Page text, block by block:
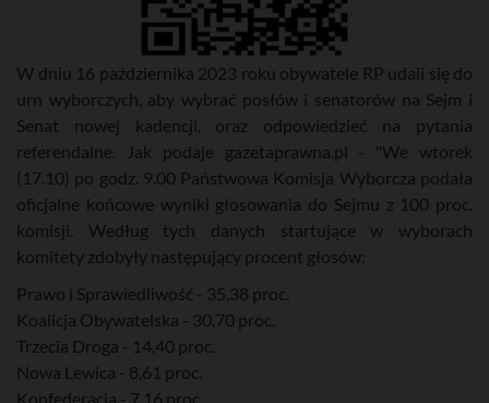
W dniu 16 października 2023 roku obywatele RP udali się do
urn wyborczych, aby wybrać posłów i senatorów na Sejm i
Senat nowej kadencji, oraz odpowiedzieć na pytania
referendalne. Jak podaje gazetaprawna.pl - "We wtorek
(17.10) po godz. 9.00 Państwowa Komisja Wyborcza podała
oficjalne końcowe wyniki głosowania do Sejmu z 100 proc.
komisji. Według tych danych startujące w wyborach
komitety zdobyły następujący procent głosów:
Prawo i Sprawiedliwość - 35,38 proc.
Koalicja Obywatelska - 30,70 proc.
Trzecia Droga - 14,40 proc.
Nowa Lewica - 8,61 proc.
Konfederacja - 7,16 proc.